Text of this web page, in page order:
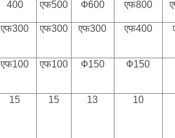
400 एफ500 Ф600 एफ800
एफ300 एफ300 एफ300 एफ400
एफ100 एफ100 Ф150 Ф150
15 15 13 10